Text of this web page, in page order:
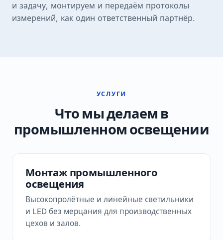
и задачу, монтируем и передаём протоколы
измерений, как один ответственный партнёр.
УСЛУГИ
Что мы делаем в
промышленном освещении
Монтаж промышленного
освещения
Высокопролётные и линейные светильники
и LED без мерцания для производственных
цехов и залов.